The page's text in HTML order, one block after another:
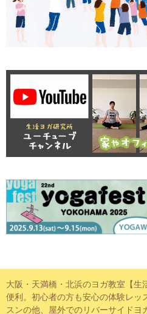
大阪・天満橋・北浜のヨガ教室【
便利。初心者の方も安心の体験レッ
スンの他、屋外でのリバーサイドヨ